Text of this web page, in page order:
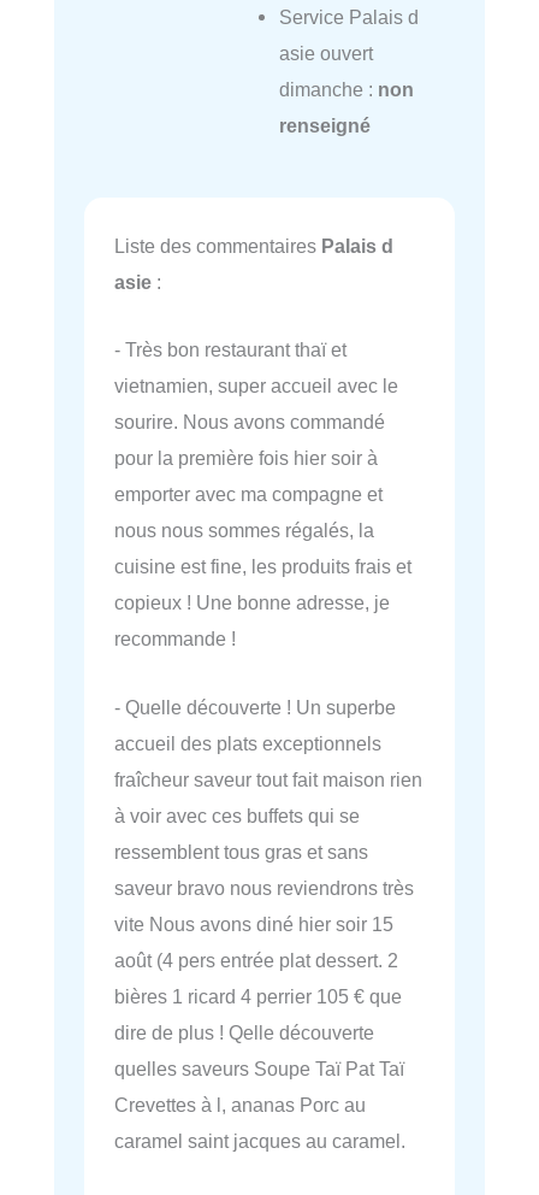
Service Palais d
asie ouvert
dimanche : non
renseigné
Liste des commentaires Palais d
asie :
- Très bon restaurant thaï et
vietnamien, super accueil avec le
sourire. Nous avons commandé
pour la première fois hier soir à
emporter avec ma compagne et
nous nous sommes régalés, la
cuisine est fine, les produits frais et
copieux ! Une bonne adresse, je
recommande !
- Quelle découverte ! Un superbe
accueil des plats exceptionnels
fraîcheur saveur tout fait maison rien
à voir avec ces buffets qui se
ressemblent tous gras et sans
saveur bravo nous reviendrons très
vite Nous avons diné hier soir 15
août (4 pers entrée plat dessert. 2
bières 1 ricard 4 perrier 105 € que
dire de plus ! Qelle découverte
quelles saveurs Soupe Taï Pat Taï
Crevettes à l, ananas Porc au
caramel saint jacques au caramel.